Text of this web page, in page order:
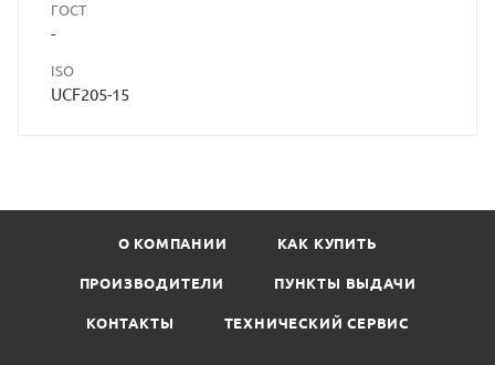
ГОСТ
-
ISO
UCF205-15
О КОМПАНИИ КАК КУПИТЬ
ПРОИЗВОДИТЕЛИ ПУНКТЫ ВЫДАЧИ
КОНТАКТЫ ТЕХНИЧЕСКИЙ СЕРВИС